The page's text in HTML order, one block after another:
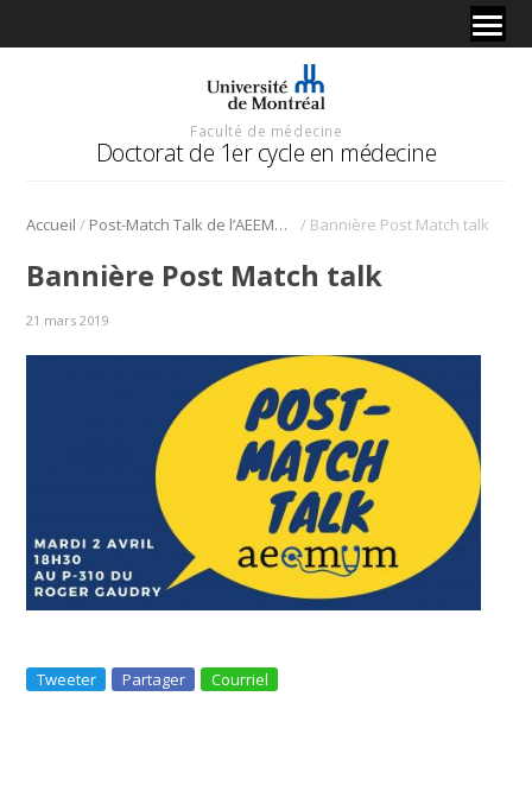
Faculté de médecine
Doctorat de 1er cycle en médecine
Accueil / Post-Match Talk de l’AEEMUM et démystifions le CaRMS / Bannière Post Match talk
Bannière Post Match talk
21 mars 2019
Tweeter Partager Courriel